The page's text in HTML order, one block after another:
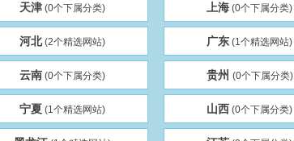
天津 (0个下属分类) 上海 (0个下属分类)
河北(2个精选网站) 广东 (1个精选网站)
云南 (0个下属分类) 贵州 (0个下属分类)
宁夏 (1个精选网站) 山西 (0个下属分类)